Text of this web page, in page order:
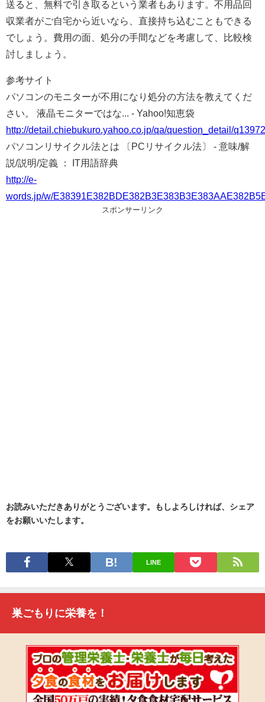
送ると、無料で引き取るという業者もあります。不用品回
収業者がご自宅から近いなら、直接持ち込むこともできる
でしょう。費用の面、処分の手間などを考慮して、比較検
討しましょう。
参考サイト
パソコンのモニターが不用になり処分の方法を教えてくだ
さい。 液晶モニターではな... - Yahoo!知恵袋
http://detail.chiebukuro.yahoo.co.jp/qa/question_detail/
パソコンリサイクル法とは 〔PCリサイクル法〕 - 意味/解
説/説明/定義 ： IT用語辞典
http://e-
words.jp/w/
スポンサーリンク
お読みいただきありがとうございます。もしよろしければ、シェア
をお願いいたします。
LINE
巣ごもりに栄養を！